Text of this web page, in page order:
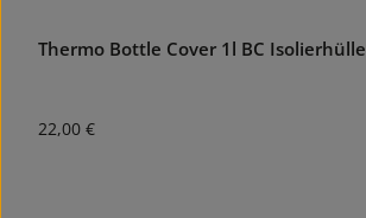
Thermo Bottle Cover 1l BC Isolierhülle
Regulärer Preis:
22,00 €